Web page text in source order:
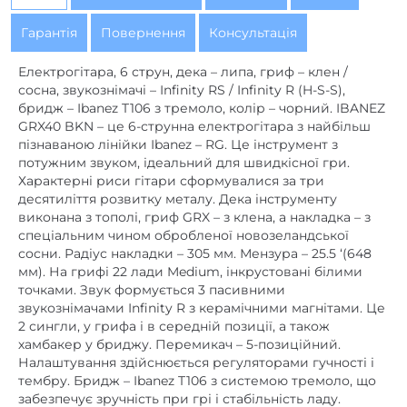
Гриф клен
Кілки/механіка хромовані
Мензура розмір, мм 648
Накладка грифа палісандр
Регулятори гучність-1,тембр-1
Ширина накладки
грифа (у верхнього
порожка), мм
42
виконана з тополі, гриф GRX – з клена, а накладка – з
спеціальним чином обробленої новозеландської
сосни. Радіус накладки – 305 мм. Мензура – 25.5 ‘(648
мм). На грифі 22 лади Medium, інкрустовані білими
точками. Звук формується 3 пасивними
звукознімачами Infinity R з керамічними магнітами. Це
2 сингли, у грифа і в середній позиції, а також
хамбакер у бриджу. Перемикач – 5-позиційний.
Налаштування здійснюється регуляторами гучності і
тембру. Бридж – Ibanez T106 з системою тремоло, що
забезпечує зручність при грі і стабільність ладу.
Електрогітара IBANEZ GRX40 BKN стильного чорного
кольору Black Night з блискучою хромованою
фурнітурою.
Характеристики:
Тип:Електрогітари
Вид:Правобічні
кількість струн:6
Колір:Чорний
кількість ладів:22
Звукознімачі:HSS